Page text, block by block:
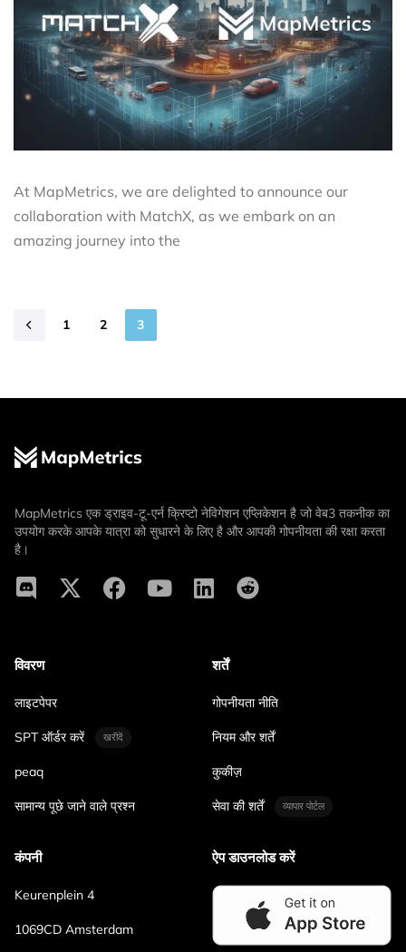
At MapMetrics, we are delighted to announce our
collaboration with MatchX, as we embark on an
amazing journey into the
1 2 3
MapMetrics एक ड्राइव-टू-एर्न क्रिप्टो नेविगेशन एप्लिकेशन है जो वेब3 तकनीक का
उपयोग करके आपके यात्रा को सुधारने के लिए है और आपकी गोपनीयता की रक्षा करता
है।
विवरण
लाइटपेपर
SPT ऑर्डर करें खरीदें
peaq
सामान्य पूछे जाने वाले प्रश्न
शर्तें
गोपनीयता नीति
नियम और शर्तें
कुकीज़
सेवा की शर्तें व्यापार पोर्टल
कंपनी
Keurenplein 4
1069CD Amsterdam
ऐप डाउनलोड करें